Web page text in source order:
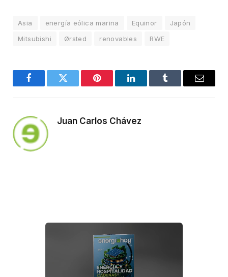
Asia energía eólica marina Equinor
Japón
Mitsubishi
Ørsted renovables RWE
FacebookTwitter Pinterest LinkedInTumblr Email
Juan Carlos Chávez